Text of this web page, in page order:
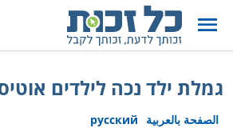
גמלת ילד נכה לילדים
الصفحة بالعربية
русский